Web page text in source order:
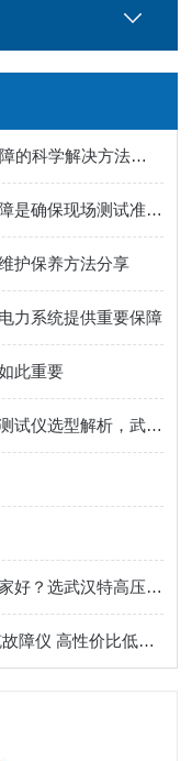
HEY-H智能型互感器校验仪常见故障的科学解决方法分享
及时解决电流互感器现场校验仪故障是确保现场测试准确高效的前提
护保养方法分享
力系统提供重要保障
此重要
化工高压设备检测规范｜异频介损测试仪选型解析，武汉特高压与承试工况对比
精准测损｜介质损耗测试仪哪个厂家好？选武汉特高压，技术品质服务三位一体
化工电缆运维必bei！武汉双企电缆故障仪 高性价比低故障受追捧​